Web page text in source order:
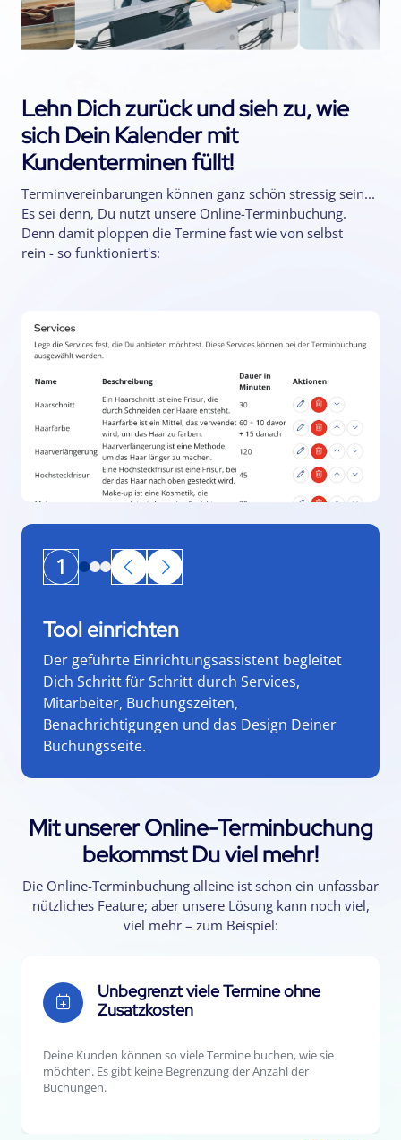
Lehn Dich zurück und sieh zu, wie
sich Dein Kalender mit
Kundenterminen füllt!
Terminvereinbarungen können ganz schön stressig sein...
Es sei denn, Du nutzt unsere Online-Terminbuchung.
Denn damit ploppen die Termine fast wie von selbst
rein - so funktioniert's:
1
Tool einrichten
Der geführte Einrichtungsassistent begleitet
Dich Schritt für Schritt durch Services,
Mitarbeiter, Buchungszeiten,
Benachrichtigungen und das Design Deiner
Buchungsseite.
Mit unserer Online-Terminbuchung
bekommst Du viel mehr!
Die Online-Terminbuchung alleine ist schon ein unfassbar
nützliches Feature; aber unsere Lösung kann noch viel,
viel mehr – zum Beispiel:
Unbegrenzt viele Termine ohne
Zusatzkosten
Deine Kunden können so viele Termine buchen, wie sie
möchten. Es gibt keine Begrenzung der Anzahl der
Buchungen.